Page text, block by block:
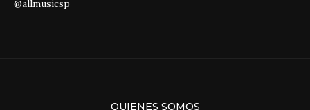
@allmusicsp
QUIENES SOMOS